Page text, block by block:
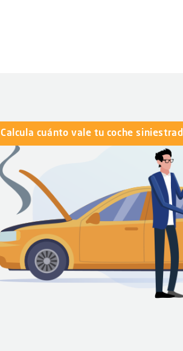
Calcula cuánto vale tu coche